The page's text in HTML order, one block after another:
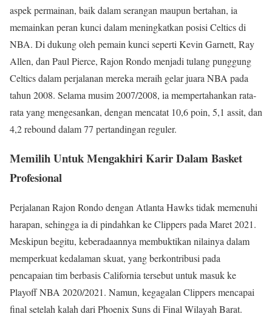
aspek permainan, baik dalam serangan maupun bertahan, ia
memainkan peran kunci dalam meningkatkan posisi Celtics di
NBA. Di dukung oleh pemain kunci seperti Kevin Garnett, Ray
Allen, dan Paul Pierce, Rajon Rondo menjadi tulang punggung
Celtics dalam perjalanan mereka meraih gelar juara NBA pada
tahun 2008. Selama musim 2007/2008, ia mempertahankan rata-
rata yang mengesankan, dengan mencatat 10,6 poin, 5,1 assit, dan
4,2 rebound dalam 77 pertandingan reguler.
Memilih Untuk Mengakhiri Karir Dalam Basket
Profesional
Perjalanan Rajon Rondo dengan Atlanta Hawks tidak memenuhi
harapan, sehingga ia di pindahkan ke Clippers pada Maret 2021.
Meskipun begitu, keberadaannya membuktikan nilainya dalam
memperkuat kedalaman skuat, yang berkontribusi pada
pencapaian tim berbasis California tersebut untuk masuk ke
Playoff NBA 2020/2021. Namun, kegagalan Clippers mencapai
final setelah kalah dari Phoenix Suns di Final Wilayah Barat.